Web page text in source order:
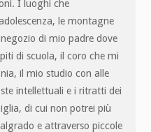
I luoghi che
le montagne
di mio padre dove
di scuola, il coro che mi
il mio studio con alle
intellettuali e i ritratti dei
di cui non potrei più
e attraverso piccole